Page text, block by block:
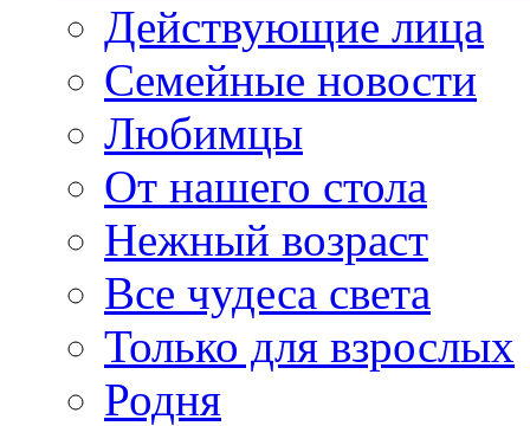
Действующие лица
Семейные новости
Любимцы
От нашего стола
Нежный возраст
Все чудеса света
Только для взрослых
Родня